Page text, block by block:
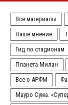
Все материалы
Наше мнение
Гид по стадионам
Планета Милан
Все о АРФМ
Мауро Сума.